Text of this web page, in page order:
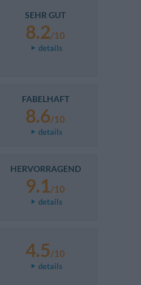
SEHR GUT
8.2/10
details
FABELHAFT
8.6/10
details
HERVORRAGEND
9.1/10
details
4.5/10
details